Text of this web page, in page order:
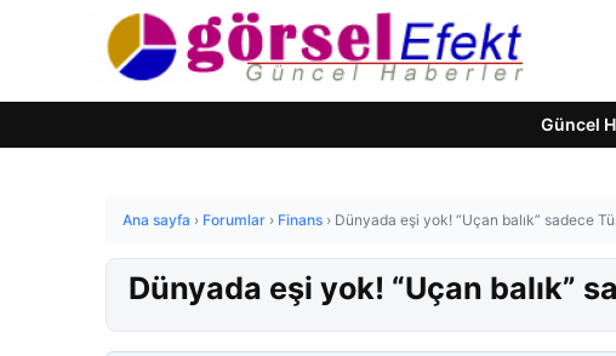
Güncel
Ana sayfa › Forumlar › Finans › Dünyada eşi yok! “Uçan balık” sadece
Dünyada eşi yok! “Uçan balık”